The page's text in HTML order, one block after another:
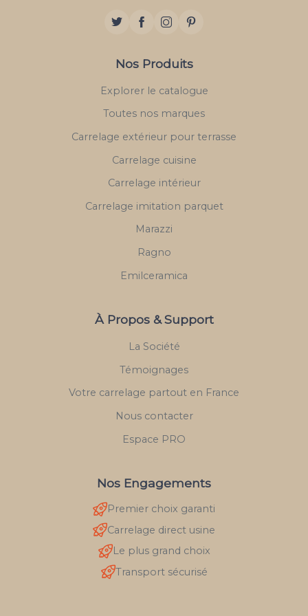
Nos Produits
Explorer le catalogue
Toutes nos marques
Carrelage extérieur pour terrasse
Carrelage cuisine
Carrelage intérieur
Carrelage imitation parquet
Marazzi
Ragno
Emilceramica
À Propos & Support
La Société
Témoignages
Votre carrelage partout en France
Nous contacter
Espace PRO
Nos Engagements
Premier choix garanti
Carrelage direct usine
Le plus grand choix
Transport sécurisé